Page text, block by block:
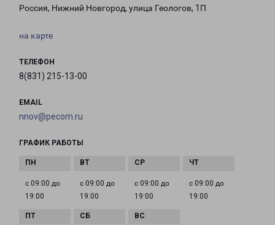
Россия, Нижний Новгород, улица Геологов, 1П
на карте
ТЕЛЕФОН
8(831) 215-13-00
EMAIL
nnov@pecom.ru
ГРАФИК РАБОТЫ
с 09:00 до
19:00
с 09:00 до
19:00
с 09:00 до
19:00
с 09:00 до
19:00